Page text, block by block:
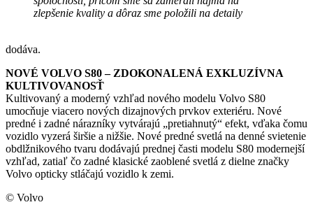
zlepšenie kvality a dôraz sme položili na detaily
dodáva.
NOVÉ VOLVO S80 – ZDOKONALENÁ EXKLUZÍVNA
KULTIVOVANOSŤ
Kultivovaný a moderný vzhľad nového modelu Volvo S80
umocňuje viacero nových dizajnových prvkov exteriéru. Nové
predné i zadné nárazníky vytvárajú „pretiahnutý“ efekt, vďaka čomu
vozidlo vyzerá širšie a nižšie. Nové predné svetlá na denné svietenie
obdlžnikového tvaru dodávajú prednej časti modelu S80 modernejší
vzhľad, zatiaľ čo zadné klasické zaoblené svetlá z dielne značky
Volvo opticky stláčajú vozidlo k zemi.
© Volvo